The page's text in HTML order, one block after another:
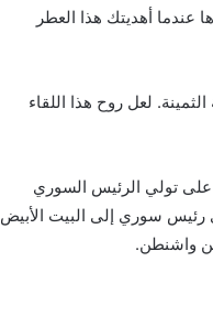
عندما أهديتك هذا العطر
لعل روح هذا اللقاء
على تولي الرئيس السوري
رئيس سوري إلى البيت الأبيض